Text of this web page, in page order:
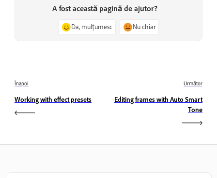
A fost această pagină de ajutor?
Da, mulțumesc Nu chiar
Înapoi
Working with effect presets
Următor
Editing frames with Auto Smart
Tone